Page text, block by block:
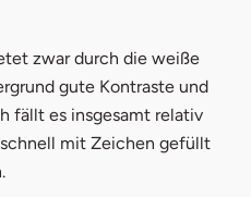
zwar durch die weiße
gute Kontraste und
fällt es insgesamt relativ
mit Zeichen gefüllt